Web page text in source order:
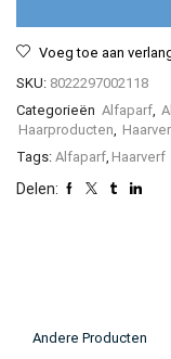
Voeg toe aan
SKU: 8022297002118
Categorieën Alfaparf
Haarproducten
Tags: Alfaparf Haarverf
Delen:
Andere Producten